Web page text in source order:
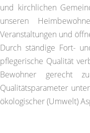
und kirchlichen
unseren
Veranstaltungen und
Durch ständige Fort-
pflegerische Qualität
Bewohner gerecht
Qualitätsparameter
ökologischer (Umwelt)